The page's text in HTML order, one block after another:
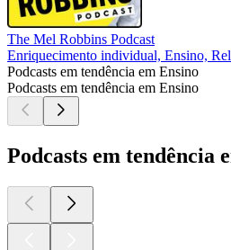
The Mel Robbins Podcast
Enriquecimento individual, Ensino,
Podcasts em tendência em Ensino
Podcasts em tendência em Ensino
Podcasts em tendência